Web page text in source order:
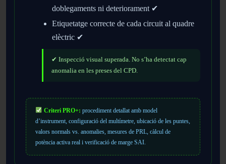
doblegaments ni deteriorament ✔
Etiquetatge correcte de cada circuit al quadre
elèctric ✔
✔ Inspecció visual superada. No s’ha detectat cap
anomalia en les preses del CPD.
Criteri PRO+: procediment detallat amb model
d’instrument, configuració del multímetre, ubicació de les puntes,
valors normals vs. anomalies, mesures de PRL, càlcul de
potència activa real i verificació de marge SAI.